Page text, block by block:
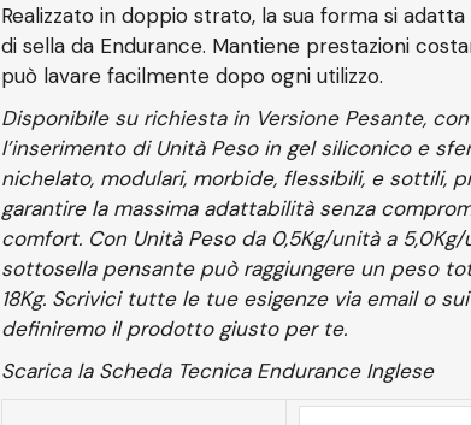
Realizzato in doppio strato, la sua forma si
di sella da Endurance. Mantiene prestazioni
può lavare facilmente dopo ogni utilizzo.
Disponibile su richiesta in Versione Pesante,
l’inserimento di Unità Peso in gel siliconico e
nichelato, modulari, morbide, flessibili, e sottili,
garantire la massima adattabilità senza
comfort. Con Unità Peso da 0,5Kg/unità a
sottosella pensante può raggiungere un peso
18Kg. Scrivici tutte le tue esigenze via email o
definiremo il prodotto giusto per te.
Scarica la Scheda Tecnica Endurance Inglese